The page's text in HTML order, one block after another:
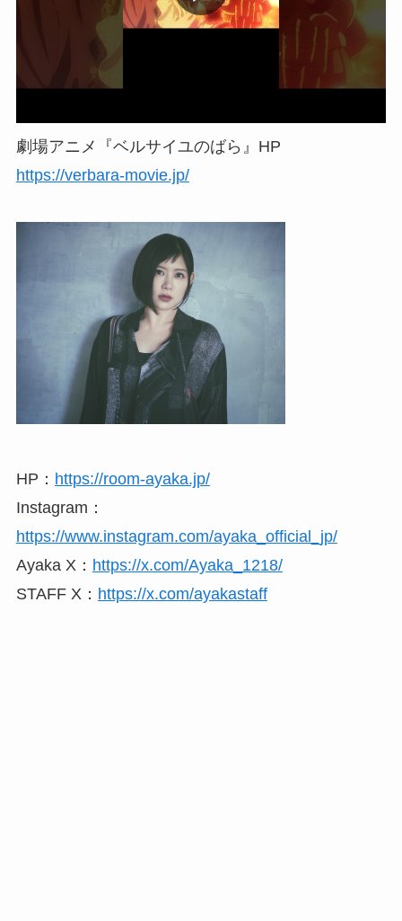
劇場アニメ『ベルサイユのばら』HP
https://verbara-movie.jp/
HP： https://room-ayaka.jp/
Instagram：
https://www.instagram.com/ayaka_official_jp/
Ayaka X： https://x.com/Ayaka_1218/
STAFF X： https://x.com/ayakastaff